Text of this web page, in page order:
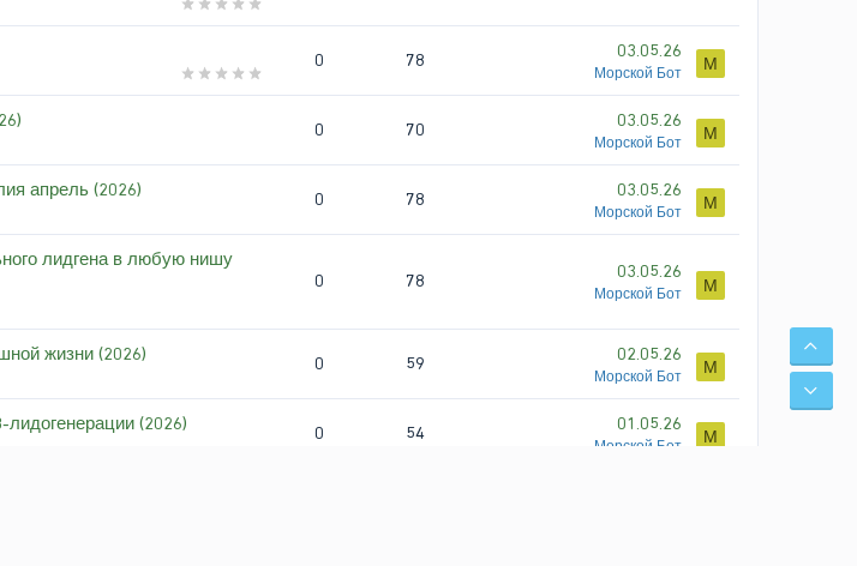
0 78 03.05.26
Морской Бот М
0 70 03.05.26
Морской Бот М
апрель (2026) 0 78 03.05.26
Морской Бот М
лидгена в любую нишу
0 78 03.05.26
Морской Бот М
жизни (2026) 0 59 02.05.26
Морской Бот М
(2026) 0 54 01.05.26
Морской Бот М